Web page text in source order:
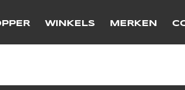
WINKELS MERKEN